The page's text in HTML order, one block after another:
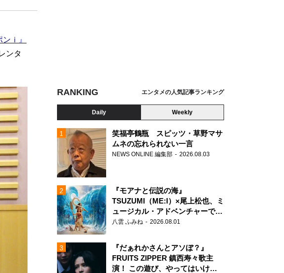
ｉ』
ンタ
RANKING エンタメの人気記事ランキング
Daily Weekly
笑福亭鶴瓶 スピッツ・草野マサ
ムネの忘れられない一言
NEWS ONLINE 編集部 2026.08.03
『モアナと伝説の海』
TSUZUMI（ME:I）×尾上松也、ミ
ュージカル・アドベンチャーで美
声を響かせる
八雲 ふみね 2026.08.01
『だぁれかさんとアソぼ？』
FRUITS ZIPPER 鎮西寿々歌主
演！ この遊び、やってはいけま